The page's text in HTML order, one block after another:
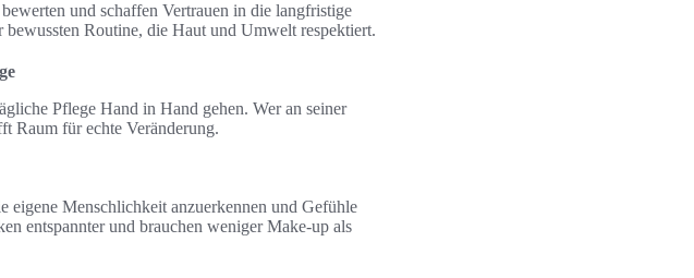
und schaffen Vertrauen in die langfristige
Routine, die Haut und Umwelt respektiert.
Pflege Hand in Hand gehen. Wer an seiner
Raum für echte Veränderung.
eigene Menschlichkeit anzuerkennen und Gefühle
entspannter und brauchen weniger Make-up als